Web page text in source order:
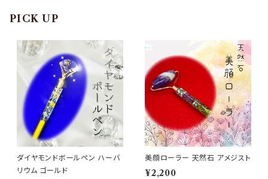
PICK UP
ダイヤモンドボールペン ハーバ
リウム ゴールド
美顔ローラー 天然石 アメジスト
¥2,200